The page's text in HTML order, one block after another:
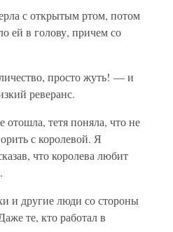
с открытым ртом, потом
ей в голову, причем со
просто жуть! — и
реверанс.
отошла, тетя поняла, что не
с королевой. Я
что королева любит
и другие люди со стороны
те, кто работал в